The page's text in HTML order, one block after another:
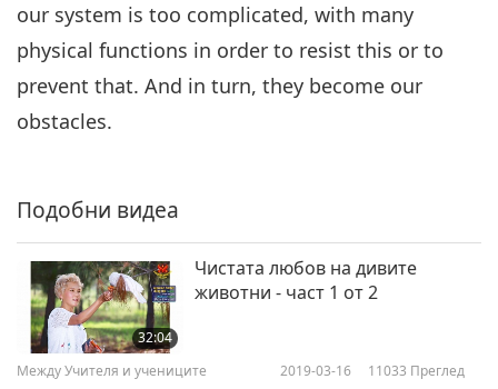
our system is too complicated, with many
physical functions in order to resist this or to
prevent that. And in turn, they become our
obstacles.
Подобни видеа
32:04
Чистата любов на дивите
животни - част 1 от 2
Между Учителя и учениците 2019-03-16 11033 Преглед